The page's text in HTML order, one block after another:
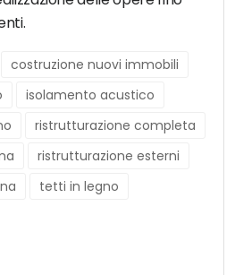
costruzione nuovi immobili
isolamento acustico
ristrutturazione completa
ristrutturazione esterni
tetti in legno